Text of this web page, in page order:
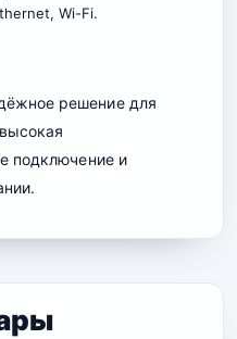
Wi-Fi.
решение для
подключение и